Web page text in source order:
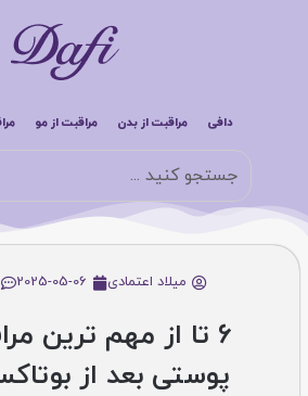
دافی مراقبت از بدن مراقبت از مو
میلاد اعتمادی 2025-05-06
6 تا از مهم ترین
پوستی بعد از